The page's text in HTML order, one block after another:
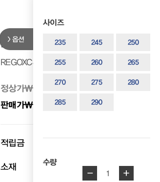
옵션
사이즈
235 245 250
255 260 265
270 275 280
285 290
수량
- 1 +
리갈 남성 광폭 U팁 드레스
REGOXC4432F1
정상가₩ 318,000
판매가₩ 286,200
적립금
소재 천연소가죽